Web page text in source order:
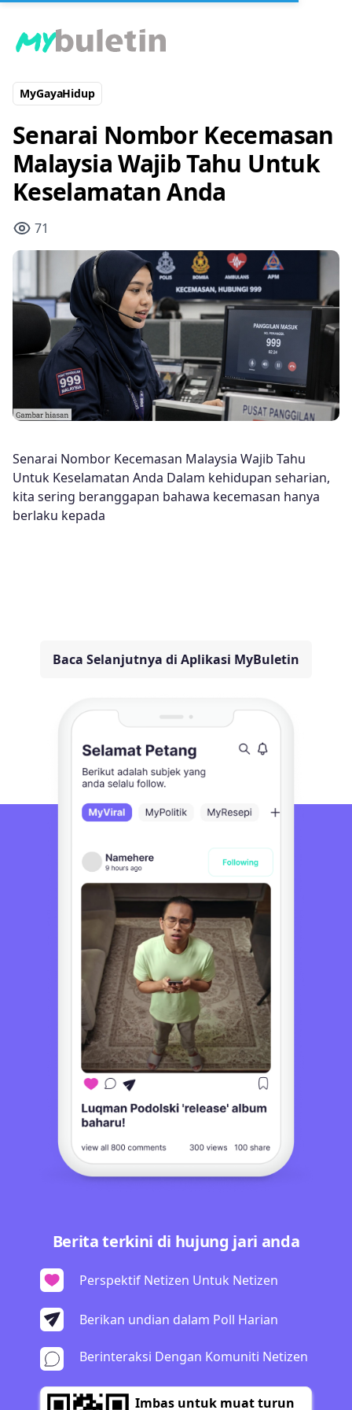
MyGayaHidup
Senarai Nombor Kecemasan
Malaysia Wajib Tahu Untuk
Keselamatan Anda
71
Senarai Nombor Kecemasan Malaysia Wajib Tahu
Untuk Keselamatan Anda Dalam kehidupan seharian,
kita sering beranggapan bahawa kecemasan hanya
berlaku kepada
Baca Selanjutnya di Aplikasi MyBuletin
Berita terkini di hujung jari anda
Perspektif Netizen Untuk Netizen
Berikan undian dalam Poll Harian
Berinteraksi Dengan Komuniti Netizen
Imbas untuk muat turun